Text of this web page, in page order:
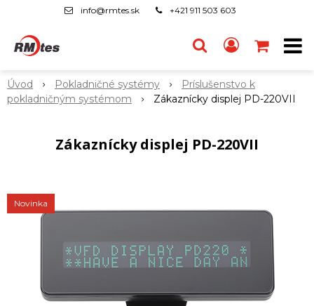
info@rmtes.sk +421 911 503 603
Úvod Pokladničné systémy
Príslušenstvo k
pokladničným systémom
Zákaznícky displej PD-220VII
Zákaznícky displej PD-220VII
Novinka